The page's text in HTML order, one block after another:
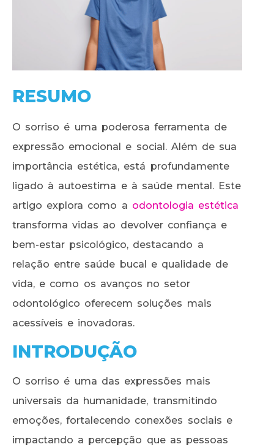
RESUMO
O sorriso é uma poderosa ferramenta de
expressão emocional e social. Além de sua
importância estética, está profundamente
ligado à autoestima e à saúde mental. Este
artigo explora como a odontologia estética
transforma vidas ao devolver confiança e
bem-estar psicológico, destacando a
relação entre saúde bucal e qualidade de
vida, e como os avanços no setor
odontológico oferecem soluções mais
acessíveis e inovadoras.
INTRODUÇÃO
O sorriso é uma das expressões mais
universais da humanidade, transmitindo
emoções, fortalecendo conexões sociais e
impactando a percepção que as pessoas